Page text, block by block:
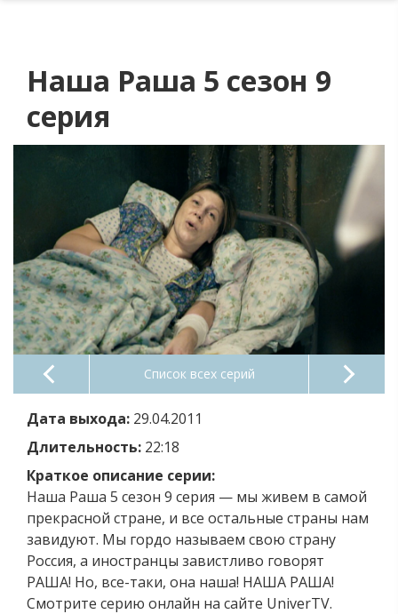
Наша Раша 5 сезон 9
серия
Список всех серий
Дата выхода: 29.04.2011
Длительность: 22:18
Краткое описание серии:
Наша Раша 5 сезон 9 серия — мы живем в самой
прекрасной стране, и все остальные страны нам
завидуют. Мы гордо называем свою страну
Россия, а иностранцы завистливо говорят
РАША! Но, все-таки, она наша! НАША РАША!
Смотрите серию онлайн на сайте UniverTV.